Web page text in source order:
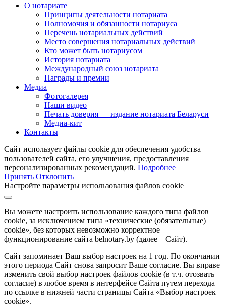
О нотариате
Принципы деятельности нотариата
Полномочия и обязанности нотариуса
Перечень нотариальных действий
Место совершения нотариальных действий
Кто может быть нотариусом
История нотариата
Международный союз нотариата
Награды и премии
Медиа
Фотогалерея
Наши видео
Печать доверия — издание нотариата Беларуси
Медиа-кит
Контакты
Сайт использует файлы cookie для обеспечения удобства
пользователей сайта, его улучшения, предоставления
персонализированных рекомендаций. Подробнее
Принять Отклонить
Настройте параметры использования файлов cookie
Вы можете настроить использование каждого типа файлов
cookie, за исключением типа «технические (обязательные)
cookie», без которых невозможно корректное
функционирование сайта belnotary.by (далее – Сайт).
Сайт запоминает Ваш выбор настроек на 1 год. По окончании
этого периода Сайт снова запросит Ваше согласие. Вы вправе
изменить свой выбор настроек файлов cookie (в т.ч. отозвать
согласие) в любое время в интерфейсе Сайта путем перехода
по ссылке в нижней части страницы Сайта «Выбор настроек
cookie».